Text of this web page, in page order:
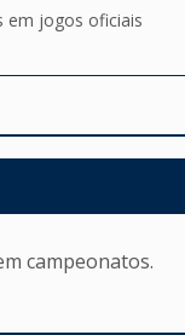
em jogos oficiais
campeonatos.